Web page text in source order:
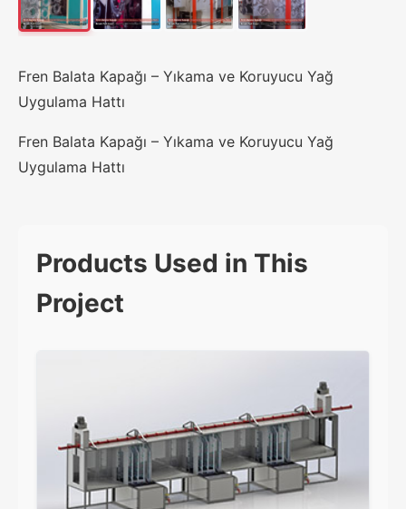
Fren Balata Kapağı – Yıkama ve Koruyucu Yağ
Uygulama Hattı
Fren Balata Kapağı – Yıkama ve Koruyucu Yağ
Uygulama Hattı
Products Used in This
Project